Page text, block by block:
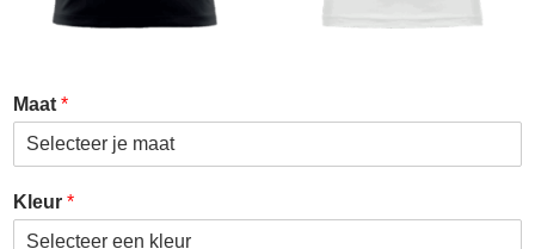
Maat *
*
*
Kleur *